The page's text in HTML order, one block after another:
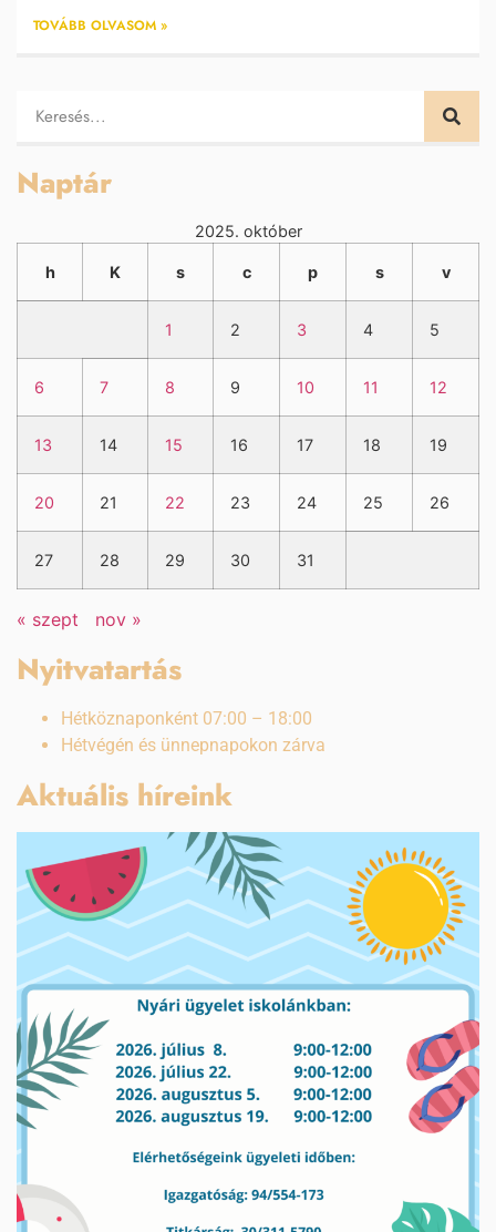
TOVÁBB OLVASOM »
Naptár
2025. október
h K s c p s v
1 2 3 4 5
6 7 8 9 10 11 12
13 14 15 16 17 18 19
20 21 22 23 24 25 26
27 28 29 30 31
« szept nov »
Nyitvatartás
Hétköznaponként 07:00 – 18:00
Hétvégén és ünnepnapokon zárva
Aktuális híreink